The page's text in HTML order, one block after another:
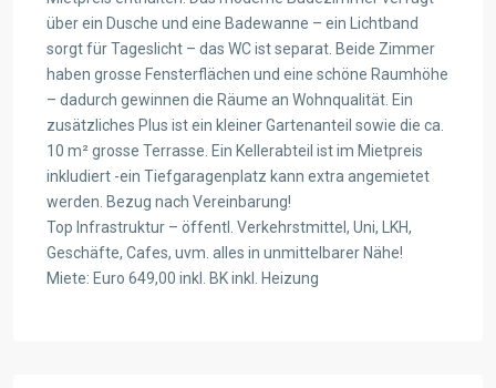
über ein Dusche und eine Badewanne – ein Lichtband
sorgt für Tageslicht – das WC ist separat. Beide Zimmer
haben grosse Fensterflächen und eine schöne Raumhöhe
– dadurch gewinnen die Räume an Wohnqualität. Ein
zusätzliches Plus ist ein kleiner Gartenanteil sowie die ca.
10 m² grosse Terrasse. Ein Kellerabteil ist im Mietpreis
inkludiert -ein Tiefgaragenplatz kann extra angemietet
werden. Bezug nach Vereinbarung!
Top Infrastruktur – öffentl. Verkehrstmittel, Uni, LKH,
Geschäfte, Cafes, uvm. alles in unmittelbarer Nähe!
Miete: Euro 649,00 inkl. BK inkl. Heizung